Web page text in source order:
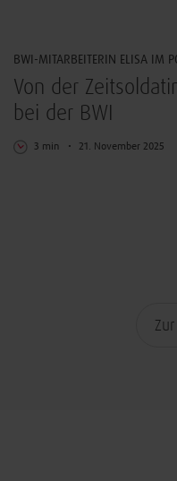
BWI-MITARBEITERIN ELISA IM
Von der
bei der BWI
3 min 21. November 2025